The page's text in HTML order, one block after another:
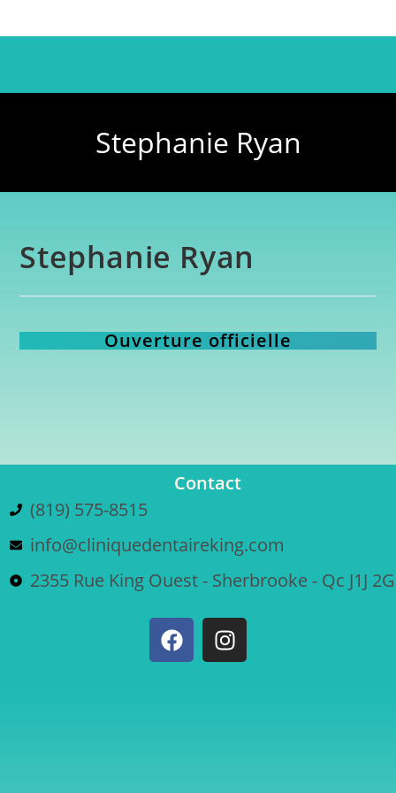
Stephanie Ryan
Stephanie Ryan
Ouverture officielle
Contact
(819) 575-8515
info@cliniquedentaireking.com
2355 Rue King Ouest - Sherbrooke - Qc J1J